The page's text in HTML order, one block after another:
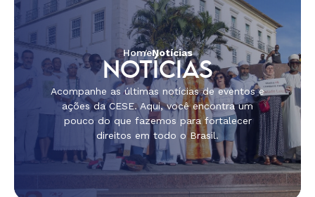
HomeNotícias
NOTÍCIAS
Acompanhe as últimas notícias de eventos e
ações da CESE. Aqui, você encontra um
pouco do que fazemos para fortalecer
direitos em todo o Brasil.